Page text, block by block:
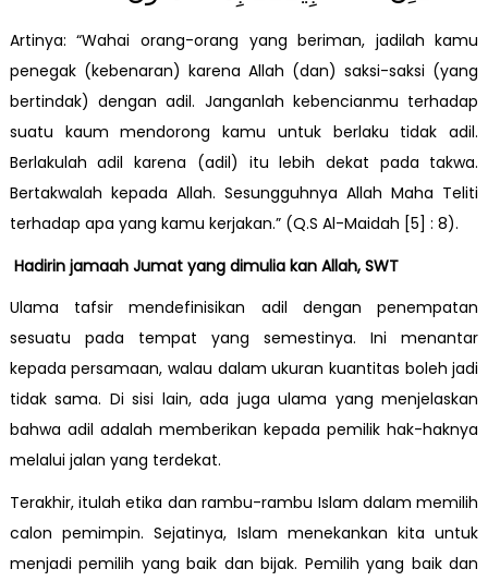
Artinya: “Wahai orang-orang yang beriman, jadilah kamu
penegak (kebenaran) karena Allah (dan) saksi-saksi (yang
bertindak) dengan adil. Janganlah kebencianmu terhadap
suatu kaum mendorong kamu untuk berlaku tidak adil.
Berlakulah adil karena (adil) itu lebih dekat pada takwa.
Bertakwalah kepada Allah. Sesungguhnya Allah Maha Teliti
terhadap apa yang kamu kerjakan.” (Q.S Al-Maidah [5] : 8).
Hadirin jamaah Jumat yang dimulia kan Allah, SWT
Ulama tafsir mendefinisikan adil dengan penempatan
sesuatu pada tempat yang semestinya. Ini menantar
kepada persamaan, walau dalam ukuran kuantitas boleh jadi
tidak sama. Di sisi lain, ada juga ulama yang menjelaskan
bahwa adil adalah memberikan kepada pemilik hak-haknya
melalui jalan yang terdekat.
Terakhir, itulah etika dan rambu-rambu Islam dalam memilih
calon pemimpin. Sejatinya, Islam menekankan kita untuk
menjadi pemilih yang baik dan bijak. Pemilih yang baik dan